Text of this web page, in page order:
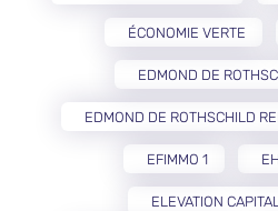
ÉCONOMIE VERTE
EDMOND DE
EDMOND DE ROTHSCHILD
EFIMMO 1
ELEVATION